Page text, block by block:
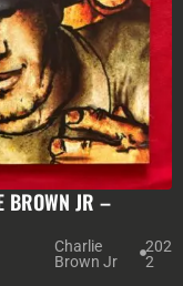
BROWN JR –
Charlie
Brown Jr
202
2